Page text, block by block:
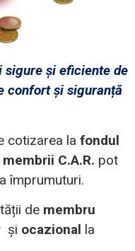
sigure și eficiente de
confort și siguranță
cotizarea la fondul
membrii C.A.R. pot
împrumuturi.
de membru
și ocazional la